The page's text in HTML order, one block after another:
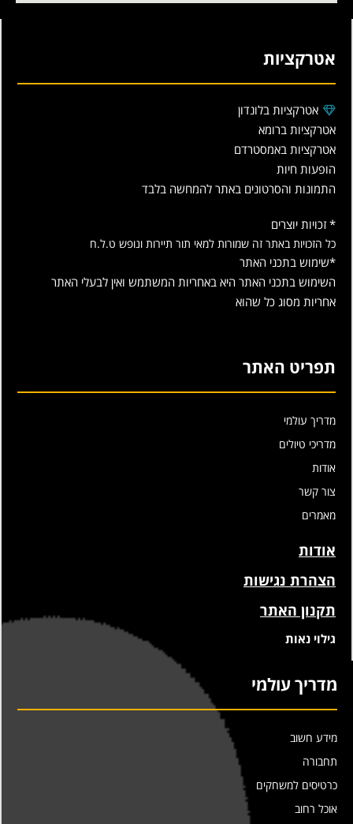
אטרקציות
אטרקציות בלונדון
אטרקציות ברומא
אטרקציות באמסטרדם
הופעות חיות
התמונות והסרטונים באתר להמחשה בלבד
* זכויות יוצרים
כל הזכויות באתר זה שמורות למאי תור תיירות ונופש ט.ל.ח
*שימוש בתכני האתר
השימוש בתכני האתר היא באחריות המשתמש ואין לבעלי האתר
אחריות מסוג כל שהוא
תפריט האתר
מדריך עולמי
מדריכי טיולים
אודות
צור קשר
מאמרים
אודות
הצהרת נגישות
תקנון האתר
גילוי נאות
מדריך עולמי
מידע חשוב
תחבורה
כרטיסים למשחקים
אוכל רחוב